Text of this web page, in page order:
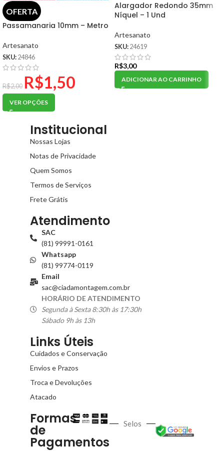
OFERTA
Passamanaria 10mm – Metro
Artesanato
SKU: 24846
R$2,00 R$1,50
VER OPÇÕES
Alargador Redondo 35mm
Níquel – 1 Und
Artesanato
SKU: 24619
R$3,00
ADICIONAR AO CARRINHO
Institucional
Nossas Lojas
Notas de Privacidade
Quem Somos
Termos de Serviços
Frete Grátis
Atendimento
SAC
(81) 99991-0161
Whatsapp
(81) 99774-0119
Email
sac@ciadamontagem.com.br
HORÁRIO DE ATENDIMENTO
Segunda à Sexta 8:30h às 17:30h
Sábado 9h às 13h
Links Úteis
Cuidados e Conservação
Envios e Prazos
Troca e Devoluções
Atacado
Formas
de
Pagamentos
Selos